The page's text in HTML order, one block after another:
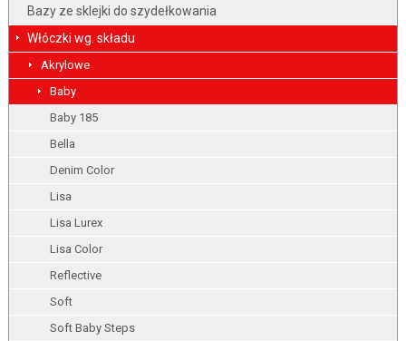
Bazy ze sklejki do szydełkowania
Włóczki wg. składu
Akrylowe
Baby
Baby 185
Bella
Denim Color
Lisa
Lisa Lurex
Lisa Color
Reflective
Soft
Soft Baby Steps